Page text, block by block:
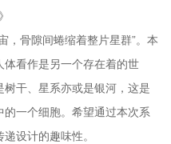
，骨隙间蜷缩着整片星群”。本
看作是另一个存在着的世
干、星系亦或是银河，这是
一个细胞。希望通过本次系
设计的趣味性。